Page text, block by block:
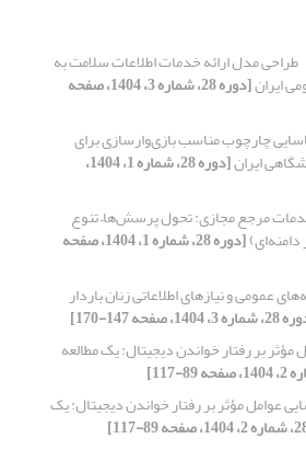
طراحی مدل ارائه خدمات اطلاعات سلامت به
ایران [دوره 28، شماره 3، 1404، صفحه
چارچوب مناسب بازی‌وارسازی برای
ایران [دوره 28، شماره 1، 1404،
مرجع مجازی: تحول پرسش‌ها– تنوع
[دوره 28، شماره 1، 1404، صفحه
عمومی و نیازهای اطلاعاتی زنان باردار
1404، صفحه 147-170]
بر رفتار خواندن دیجیتال: یک مطالعه
عوامل مؤثر بر رفتار خواندن دیجیتال: یک